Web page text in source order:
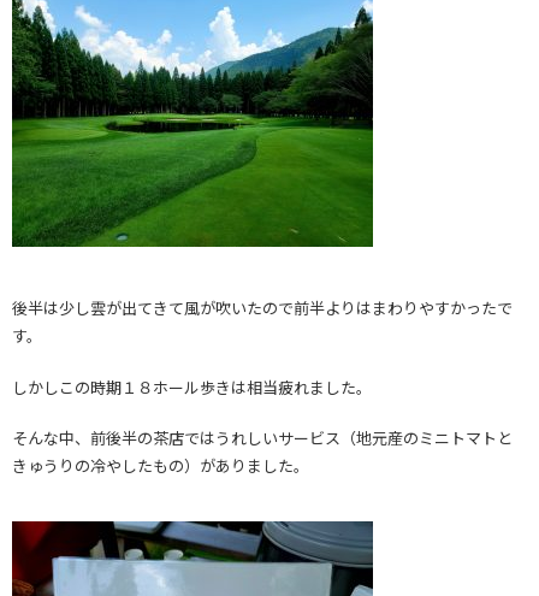
後半は少し雲が出てきて風が吹いたので前半よりはまわりやすかったで
す。
しかしこの時期１８ホール歩きは相当疲れました。
そんな中、前後半の茶店ではうれしいサービス（地元産のミニトマトと
きゅうりの冷やしたもの）がありました。